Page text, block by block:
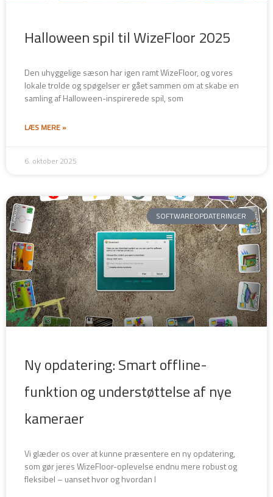
Halloween spil til WizeFloor 2025
Den uhyggelige sæson har igen ramt WizeFloor, og vores
lokale trolde og spøgelser er gået sammen om at skabe en
samling af Halloween-inspirerede spil, som
LÆS MERE »
6. oktober 2025
SOFTWAREOPDATERINGER
Ny opdatering: Smart offline-
funktion og understøttelse af nye
kameraer
Vi glæder os over at kunne præsentere en ny opdatering,
som gør jeres WizeFloor-oplevelse endnu mere robust og
fleksibel – uanset hvor og hvordan I